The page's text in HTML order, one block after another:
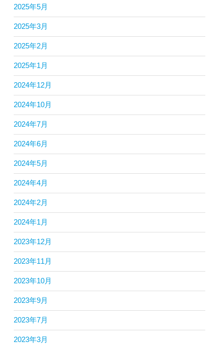
2025年5月
2025年3月
2025年2月
2025年1月
2024年12月
2024年10月
2024年7月
2024年6月
2024年5月
2024年4月
2024年2月
2024年1月
2023年12月
2023年11月
2023年10月
2023年9月
2023年7月
2023年3月